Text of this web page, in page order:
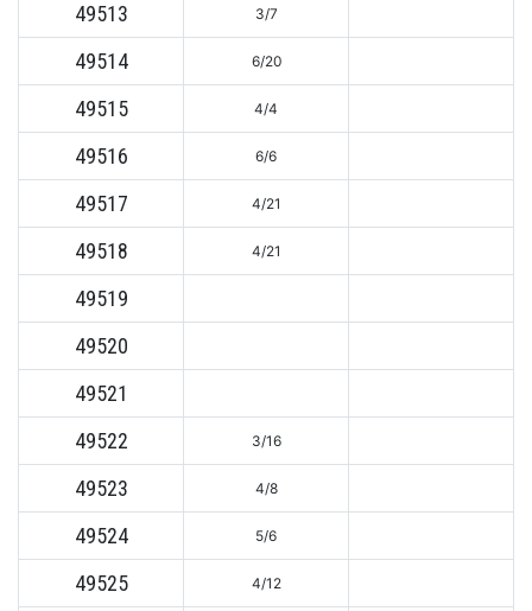
49513
3/7
49514 6/20
49515 4/4
49516 6/6
49517 4/21
49518 4/21
49519
49520
49521
49522
3/16
49523 4/8
49524 5/6
49525 4/12